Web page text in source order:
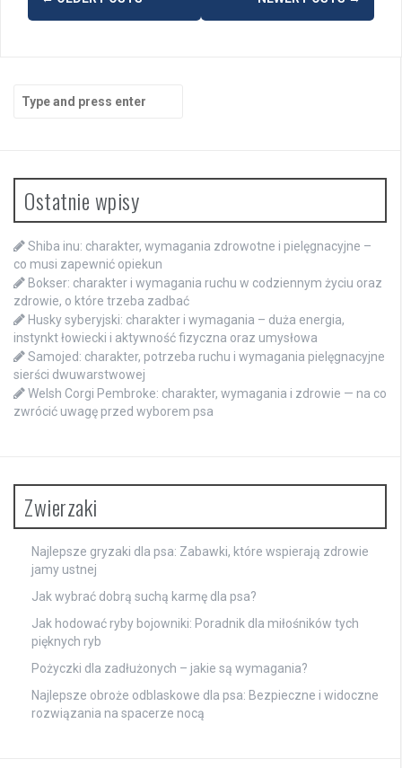
navigation
for:
Ostatnie wpisy
Shiba inu: charakter, wymagania zdrowotne i pielęgnacyjne –
co musi zapewnić opiekun
Bokser: charakter i wymagania ruchu w codziennym życiu oraz
zdrowie, o które trzeba zadbać
Husky syberyjski: charakter i wymagania – duża energia,
instynkt łowiecki i aktywność fizyczna oraz umysłowa
Samojed: charakter, potrzeba ruchu i wymagania pielęgnacyjne
sierści dwuwarstwowej
Welsh Corgi Pembroke: charakter, wymagania i zdrowie — na co
zwrócić uwagę przed wyborem psa
Zwierzaki
Najlepsze gryzaki dla psa: Zabawki, które wspierają zdrowie
jamy ustnej
Jak wybrać dobrą suchą karmę dla psa?
Jak hodować ryby bojowniki: Poradnik dla miłośników tych
pięknych ryb
Pożyczki dla zadłużonych – jakie są wymagania?
Najlepsze obroże odblaskowe dla psa: Bezpieczne i widoczne
rozwiązania na spacerze nocą